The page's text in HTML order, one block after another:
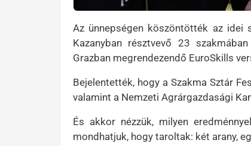
Az ünnepségen köszöntötték az idei
Kazanyban résztvevő 23
Grazban megrendezendő EuroSkills
Bejelentették, hogy a Szakma Sztár
valamint a Nemzeti Agrárgazdasági
És akkor nézzük, milyen
mondhatjuk, hogy taroltak: két arany,